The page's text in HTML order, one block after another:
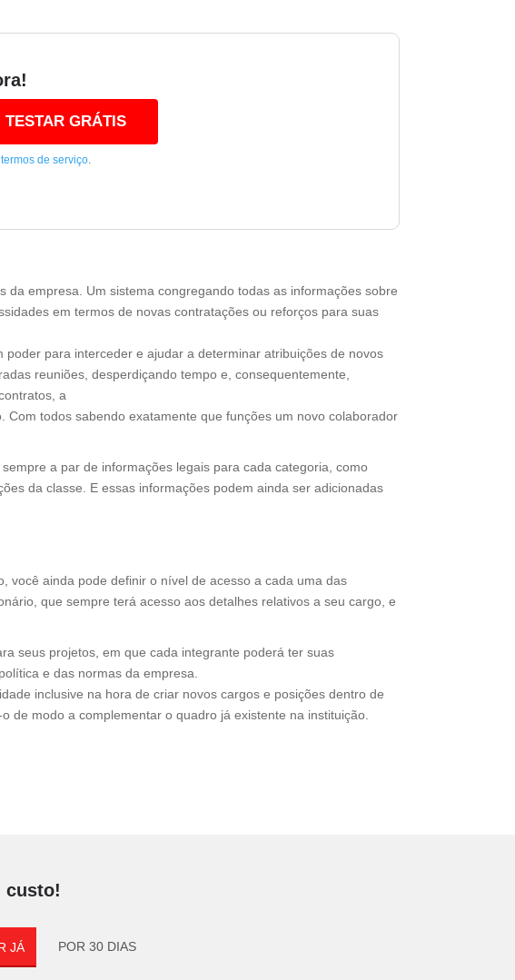
TESTAR GRÁTIS
termos de serviço.
empresa. Um sistema congregando todas as informações sobre
em termos de novas contratações ou reforços para suas
para interceder e ajudar a determinar atribuições de novos
reuniões, desperdiçando tempo e, consequentemente,
a
todos sabendo exatamente que funções um novo colaborador
a par de informações legais para cada categoria, como
da classe. E essas informações podem ainda ser adicionadas
você ainda pode definir o nível de acesso a cada uma das
que sempre terá acesso aos detalhes relativos a seu cargo, e
seus projetos, em que cada integrante poderá ter suas
e das normas da empresa.
inclusive na hora de criar novos cargos e posições dentro de
de modo a complementar o quadro já existente na instituição.
custo!
JÁ POR 30 DIAS